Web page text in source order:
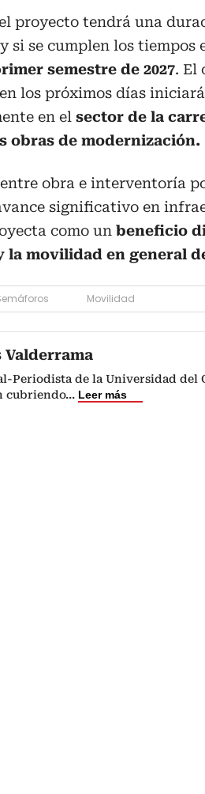
proyecto tendrá una
se cumplen los tiempos
semestre de 2027. El
los próximos días
en el sector de la
obras de modernización.
obra e interventoría
significativo en
como un beneficio
la movilidad en general
Movilidad
Valderrama
Periodista de la Universidad del
cubriendo... Leer más